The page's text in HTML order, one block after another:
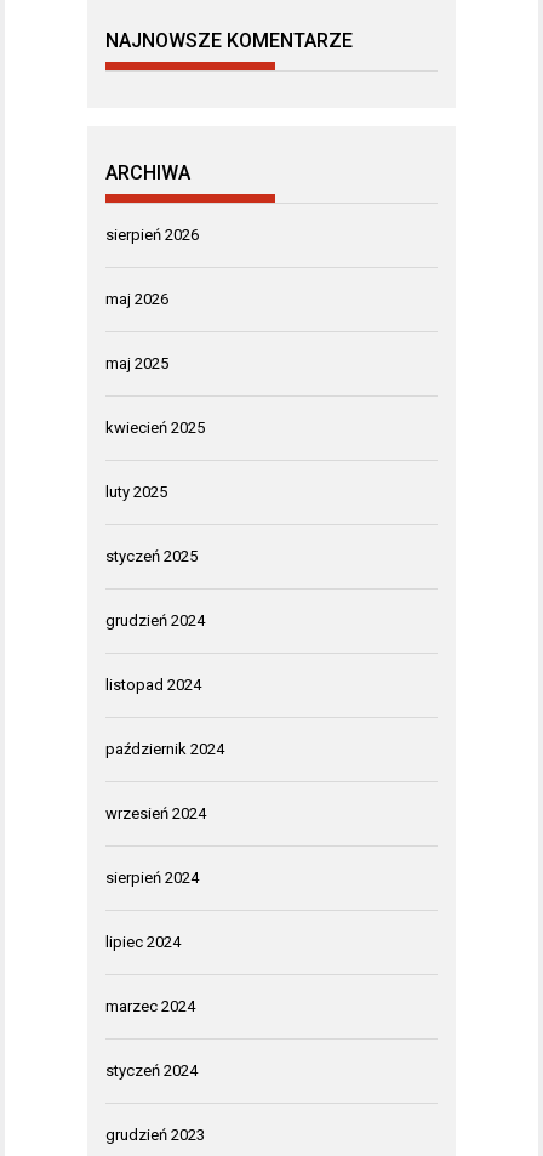
NAJNOWSZE KOMENTARZE
ARCHIWA
sierpień 2026
maj 2026
maj 2025
kwiecień 2025
luty 2025
styczeń 2025
grudzień 2024
listopad 2024
październik 2024
wrzesień 2024
sierpień 2024
lipiec 2024
marzec 2024
styczeń 2024
grudzień 2023